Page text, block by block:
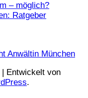
– möglich?
Ratgeber
Anwältin München
| Entwickelt von
.